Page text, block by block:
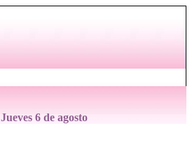
Jueves 6 de agosto